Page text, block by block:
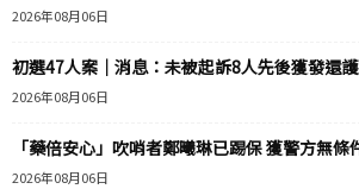
2026年08月06日
初選47人案｜消息：未被起訴8人先後獲發還
2026年08月06日
「藥倍安心」吹哨者鄭曦琳已踢保 獲警方無條
2026年08月06日